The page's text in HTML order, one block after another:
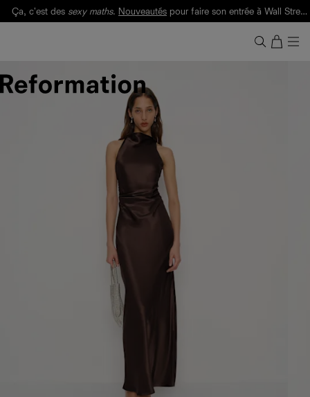
Ça, c'est des sexy maths. Nouveautés pour faire son entrée à Wall Street.